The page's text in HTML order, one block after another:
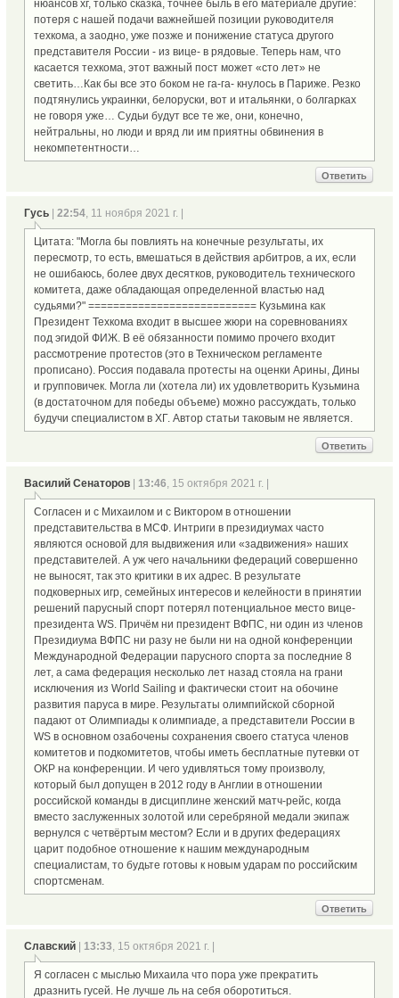
нюансов хг, только сказка, точнее быль в его материале другие:
потеря с нашей подачи важнейшей позиции руководителя
техкома, а заодно, уже позже и понижение статуса другого
представителя России - из вице- в рядовые. Теперь нам, что
касается техкома, этот важный пост может «сто лет» не
светить…Как бы все это боком не га-га- кнулось в Париже. Резко
подтянулись украинки, белоруски, вот и итальянки, о болгарках
не говоря уже… Судьи будут все те же, они, конечно,
нейтральны, но люди и вряд ли им приятны обвинения в
некомпетентности…
Ответить
Гусь 22:54, 11 ноября 2021 г. |
Цитата: "Могла бы повлиять на конечные результаты, их
пересмотр, то есть, вмешаться в действия арбитров, а их, если
не ошибаюсь, более двух десятков, руководитель технического
комитета, даже обладающая определенной властью над
судьями?" =========================== Кузьмина как
Президент Техкома входит в высшее жюри на соревнованиях
под эгидой ФИЖ. В её обязанности помимо прочего входит
рассмотрение протестов (это в Техническом регламенте
прописано). Россия подавала протесты на оценки Арины, Дины
и групповичек. Могла ли (хотела ли) их удовлетворить Кузьмина
(в достаточном для победы объеме) можно рассуждать, только
будучи специалистом в ХГ. Автор статьи таковым не является.
Ответить
Василий Сенаторов | 13:46 , 15 октября 2021 г. |
Согласен и с Михаилом и с Виктором в отношении
представительства в МСФ. Интриги в президиумах часто
являются основой для выдвижения или «задвижения» наших
представителей. А уж чего начальники федераций совершенно
не выносят, так это критики в их адрес. В результате
подковерных игр, семейных интересов и келейности в принятии
решений парусный спорт потерял потенциальное место вице-
президента WS. Причём ни президент ВФПС, ни один из членов
Президиума ВФПС ни разу не были ни на одной конференции
Международной Федерации парусного спорта за последние 8
лет, а сама федерация несколько лет назад стояла на грани
исключения из World Sailing и фактически стоит на обочине
развития паруса в мире. Результаты олимпийской сборной
падают от Олимпиады к олимпиаде, а представители России в
WS в основном озабочены сохранения своего статуса членов
комитетов и подкомитетов, чтобы иметь бесплатные путевки от
ОКР на конференции. И чего удивляться тому произволу,
который был допущен в 2012 году в Англии в отношении
российской команды в дисциплине женский матч-рейс, когда
вместо заслуженных золотой или серебряной медали экипаж
вернулся с четвёртым местом? Если и в других федерациях
царит подобное отношение к нашим международным
специалистам, то будьте готовы к новым ударам по российским
спортсменам.
Ответить
Славский | 13:33 , 15 октября 2021 г. |
Я согласен с мыслью Михаила что пора уже прекратить
дразнить гусей. Не лучше ль на себя оборотиться.